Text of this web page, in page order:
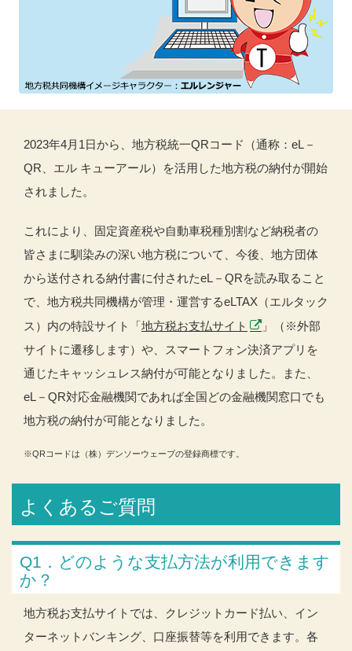
2023年4月1日から、地方税統一QRコード（通称：eL－
QR、エル キューアール）を活用した地方税の納付が開始
されました。
これにより、固定資産税や自動車税種別割など納税者の
皆さまに馴染みの深い地方税について、今後、地方団体
から送付される納付書に付されたeL－QRを読み取ること
で、地方税共同機構が管理・運営するeLTAX（エルタック
ス）内の特設サイト「地方税お支払サイト
」（※外部
サイトに遷移します）や、スマートフォン決済アプリを
通じたキャッシュレス納付が可能となりました。また、
eL－QR対応金融機関であれば全国どの金融機関窓口でも
地方税の納付が可能となりました。
※QRコードは（株）デンソーウェーブの登録商標です。
よくあるご質問
Q1．どのような支払方法が利用できます
か？
地方税お支払サイトでは、クレジットカード払い、イン
ターネットバンキング、口座振替等を利用できます。各